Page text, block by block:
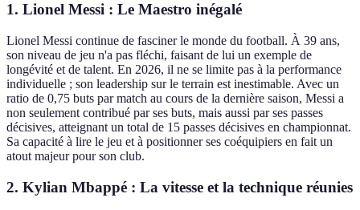
1. Lionel Messi : Le Maestro inégalé
Lionel Messi continue de fasciner le monde du football. À 39 ans,
son niveau de jeu n'a pas fléchi, faisant de lui un exemple de
longévité et de talent. En 2026, il ne se limite pas à la performance
individuelle ; son leadership sur le terrain est inestimable. Avec un
ratio de 0,75 buts par match au cours de la dernière saison, Messi a
non seulement contribué par ses buts, mais aussi par ses passes
décisives, atteignant un total de 15 passes décisives en championnat.
Sa capacité à lire le jeu et à positionner ses coéquipiers en fait un
atout majeur pour son club.
2. Kylian Mbappé : La vitesse et la technique réunies